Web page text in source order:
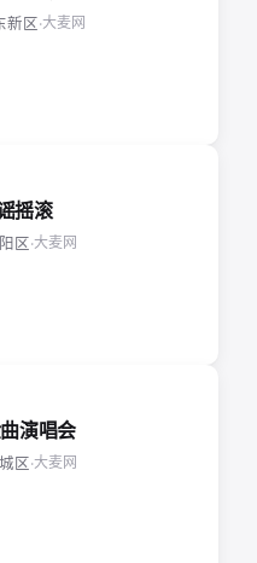
新区·大麦网
摇滚
区·大麦网
演唱会
区·大麦网